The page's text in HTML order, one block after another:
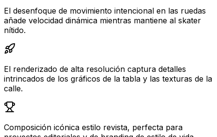
El desenfoque de movimiento intencional en las ruedas
añade velocidad dinámica mientras mantiene al skater
nítido.
El renderizado de alta resolución captura detalles
intrincados de los gráficos de la tabla y las texturas de la
calle.
Composición icónica estilo revista, perfecta para